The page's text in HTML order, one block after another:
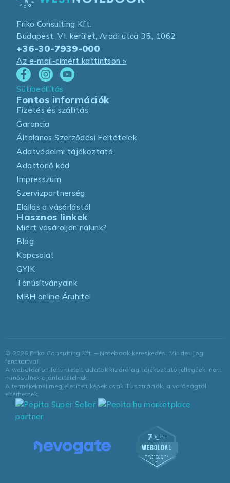
Friko Consulting Kft.
Budapest, VI. kerület, Aradi utca 35., 1062
+36-30-7939-000
Az e-mail-címért kattintson »
Sütibeállítás
Fontos információk
Fizetés és szállítás
Garancia
Általános Szerződési Feltételek
Adatvédelmi tájékoztató
Adattörlő kód
Impresszum
Szervizpartnerség
Elállás a vásárlástól
Hasznos linkek
Miért vásároljon nálunk?
Blog
Kapcsolat
GYIK
Tanúsítványaink
MBH online Áruhitel
© 2026 Friko Consulting Kft. – Notebook kereskedés. Minden jog
fenntartva!
A weboldalon feltüntetett adatok kizárólag tájékoztató jellegűek, nem
minősülnek ajánlattételnek.
A termékeknél megjelenített képek csak illusztrációk, a valóságtól
eltérhetnek.
marketplace
partner